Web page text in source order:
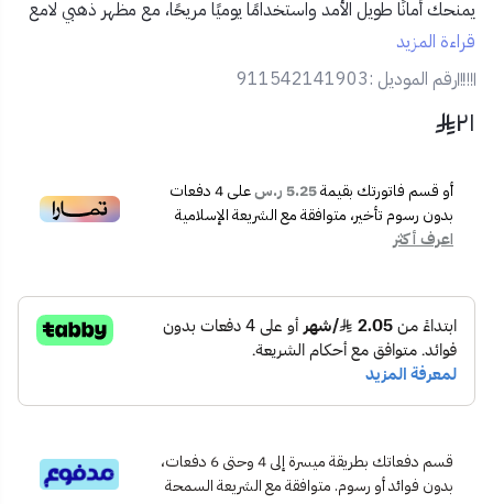
يمنحك أمانًا طويل الأمد واستخدامًا يوميًا مريحًا، مع مظهر ذهبي لامع
يعكس الجودة والاحترافية.
المميزات:
هيكل قوي من النحاس المطلي
تصميم ذهبي أنيق وعملي
يأتي مع مفتاحين عاليي الجودة
📦محتويات المنتج:
قفل ذهبي 63 ملم من كانا
🏠
الاستخدام المثالي:
مثالي للأبواب، الأدراج، الخزائن، وأماكن التخزين الداخلية
والخارجية
لحماية أفضل، تأكد من تثبيت القفل في مكان لا يمكن الوصول إليه
بسهولة باستخدام أدوات القطع اليدوية.
قراءة المزيد
رقم الموديل :911542141903
٢١
أو قسم فاتورتك بقيمة5.25 ر.س على4دفعات
بدون رسوم تأخير، متوافقة مع الشريعة الإسلامية
اعرف أكثر
قسم دفعاتك بطريقة ميسرة إلى 4 وحتى 6 دفعات،
بدون فوائد أو رسوم. متوافقة مع الشريعة السمحة